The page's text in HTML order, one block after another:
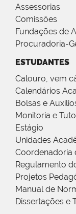
Assessorias
Comissões
Fundações de
Procuradoria-
ESTUDANTES
Calouro, vem
Calendários
Bolsas e
Monitoria e
Estágio
Unidades
Coordenadoria
Regulamento
Projetos
Manual de
Dissertações e